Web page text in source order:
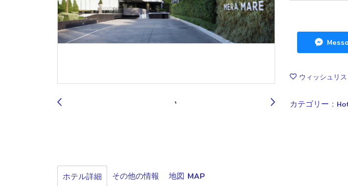
ウィッシュリ
カテゴリー :
ホテル詳細 その他の情報
地図 MAP